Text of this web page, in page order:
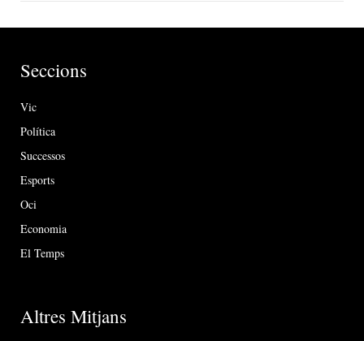
Seccions
Vic
Política
Successos
Esports
Oci
Economia
El Temps
Altres Mitjans